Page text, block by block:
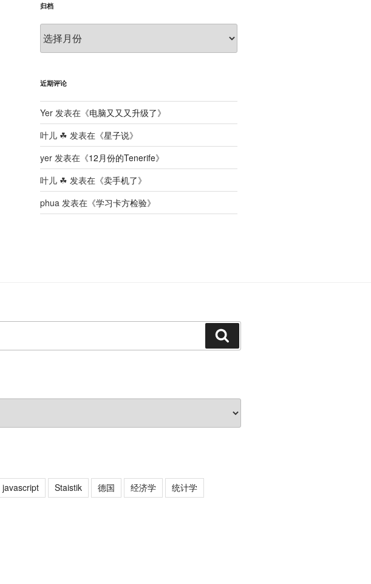
归档
档
近期评论
Yer发表在《电脑又又又升级了》
叶儿 ☘ 发表在《星子说》
yer发表在《12月份的Tenerife》
叶儿 ☘ 发表在《卖手机了》
phua 发表在《学习卡方检验》
索
javascript Staistik 德国 经济学 统计学